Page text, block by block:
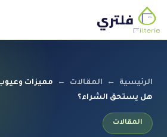
فلتري
الرئيسية ← المقالات ←
هل يستحق الشراء؟
المقالات